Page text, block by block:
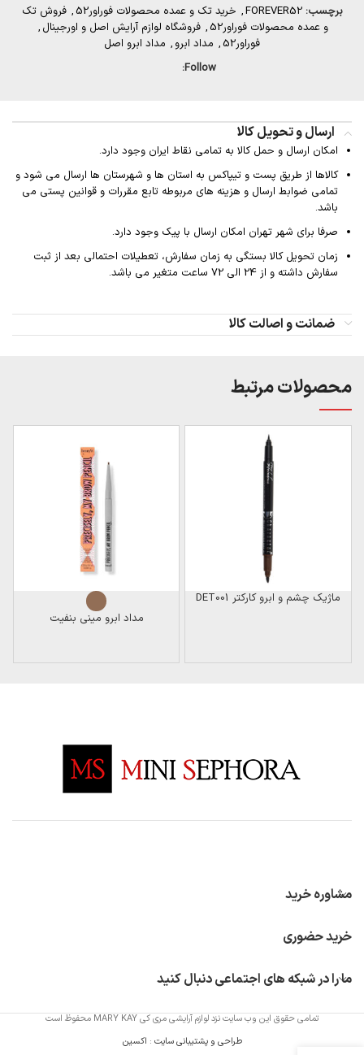
برچسب: FOREVER52
, خرید تک و عمده محصولات فوراور52 , فروش تک
و عمده محصولات فوراور52
, فروشگاه لوازم آرایش اصل و اورجینال ,
فوراور52
, مداد ابرو , مداد ابرو اصل
Follow:
ارسال و تحویل کالا
امکان ارسال و حمل کالا به تمامی نقاط ایران وجود دارد.
کالاها از طریق پست و تیپاکس به استان ها و شهرستان ها ارسال می شود و
تمامی ضوابط ارسال و هزینه های مربوطه تابع مقررات و قوانین پستی می
باشد.
صرفا برای شهر تهران امکان ارسال با پیک وجود دارد.
زمان تحویل کالا بستگی به زمان سفارش، تعطیلات احتمالی بعد از ثبت
سفارش داشته و از 24 الی 72 ساعت متغیر می باشد.
ضمانت و اصالت کالا
محصولات مرتبط
ماژیک چشم و ابرو کارکتر DET001
مداد ابرو مینی بنفیت
مشاوره خرید
خرید حضوری
ما را در شبکه های اجتماعی دنبال کنید
تمامی حقوق این وب سایت نزد لوازم آرایشی مری کی MARY KAY محفوظ است
طراحی و پشتیبانی سایت : اکسین